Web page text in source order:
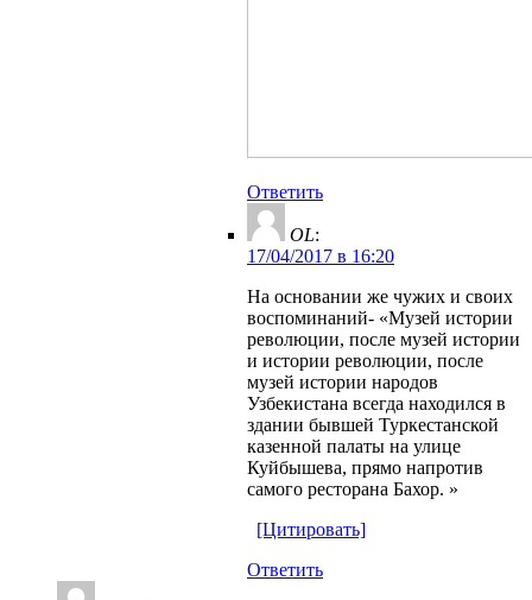
Ответить
OL:
17/04/2017 в 16:20
На основании же чужих и своих
воспоминаний- «Музей истории
революции, после музей истории
и истории революции, после
музей истории народов
Узбекистана всегда находился в
здании бывшей Туркестанской
казенной палаты на улице
Куйбышева, прямо напротив
самого ресторана Бахор. »
[Цитировать]
Ответить